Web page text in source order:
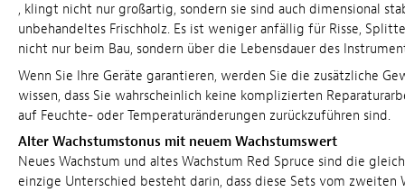
, klingt nicht nur großartig, sondern sie sind auch dimensional
unbehandeltes Frischholz. Es ist weniger anfällig für Risse,
nicht nur beim Bau, sondern über die Lebensdauer des
Wenn Sie Ihre Geräte garantieren, werden Sie die zusätzliche
wissen, dass Sie wahrscheinlich keine komplizierten
auf Feuchte- oder Temperaturänderungen zurückzuführen sind.
Alter Wachstumstonus mit neuem Wachstumswert
Neues Wachstum und altes Wachstum Red Spruce sind die
einzige Unterschied besteht darin, dass diese Sets vom zweiten